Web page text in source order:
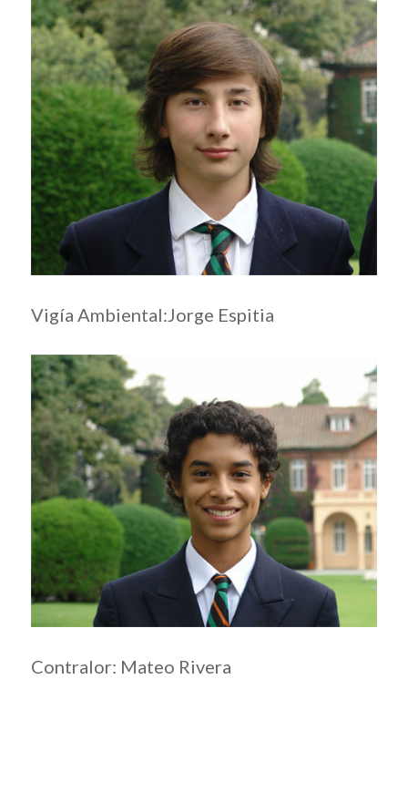
Vigía Ambiental:Jorge Espitia
Contralor: Mateo Rivera